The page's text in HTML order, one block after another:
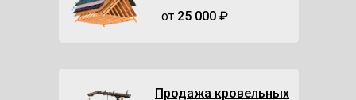
Продажа кровельных
от 25 000 ₽